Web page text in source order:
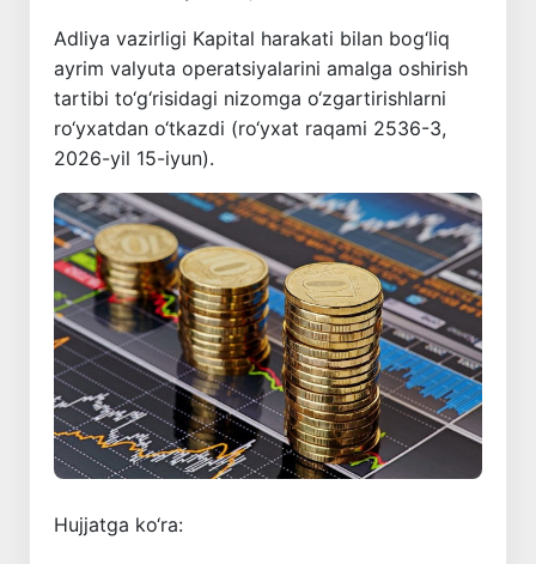
Adliya vazirligi Kapital harakati bilan bog‘liq
ayrim valyuta operatsiyalarini amalga oshirish
tartibi to‘g‘risidagi nizomga o‘zgartirishlarni
ro‘yxatdan o‘tkazdi (ro‘yxat raqami 2536-3,
2026-yil 15-iyun).
Hujjatga ko‘ra: